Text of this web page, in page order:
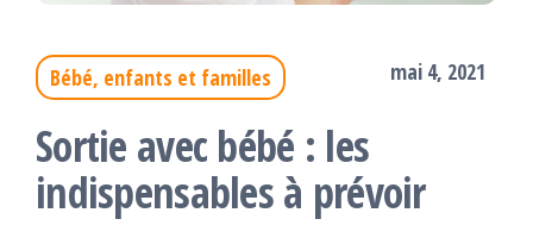
Bébé, enfants et familles mai 4, 2021
Sortie avec bébé : les
indispensables à prévoir